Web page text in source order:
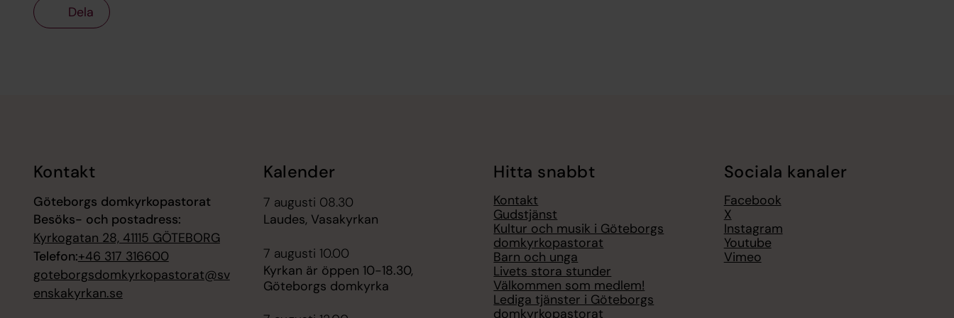
Dela
Kontakt
Göteborgs domkyrkopastorat
Besöks- och postadress:
Kyrkogatan 28, 41115 GÖTEBORG
Telefon:+46 317 316600
goteborgsdomkyrkopastorat@sv
enskakyrkan.se
Kalender
7 augusti 08.30
Laudes, Vasakyrkan
7 augusti 10.00
Kyrkan är öppen 10-18.30,
Göteborgs domkyrka
Hitta snabbt
Kontakt
Gudstjänst
Kultur och musik i Göteborgs
domkyrkopastorat
Barn och unga
Livets stora stunder
Välkommen som medlem!
Lediga tjänster i Göteborgs
domkyrkopastorat
Sociala kanaler
Facebook
X
Instagram
Youtube
Vimeo